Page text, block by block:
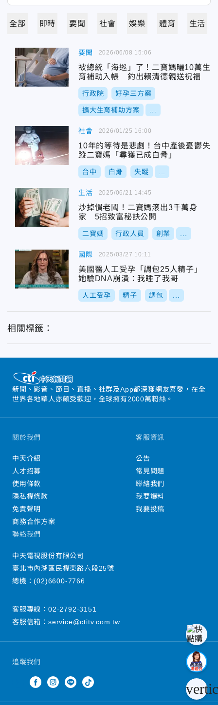
全部 即時 要聞 社會 娛樂 體育 生活
要聞
被總統「海巡」了！二寶媽曬10萬生
育補助入帳 釣出賴清德親送祝福
行政院 好孕三方案
擴大生育補助方案
2026/06/08 15:06
社會
10年的等待是悲劇！台中產後憂鬱失
蹤二寶媽「尋獲已成白骨」
台中 白骨 失蹤
2026/01/25 16:00
生活
炒掉慣老闆！二寶媽滾出3千萬身
家 5招致富秘訣公開
二寶媽 行政人員 創業
2025/06/21 14:45
國際
美國醫人工受孕「調包25人精子」
她驗DNA崩潰：我睡了我哥
人工受孕 精子 調包
2025/03/27 10:11
相關標籤：
新聞、影音、節目、直播、社群及App都深獲網友喜愛，在全
世界各地華人亦頗受歡迎，全球擁有2000萬粉絲。
追蹤我們
關於我們
中天介紹
人才招募
使用條款
隱私權條款
免責聲明
商務合作方案
客服資訊
公告
常見問題
聯絡我們
我要爆料
我要投稿
聯絡我們
中天電視股份有限公司
臺北市內湖區民權東路六段25號
總機：(02)6600-7766
客服專線： 02-2792-3151
客服信箱： service@ctitv.com.tw